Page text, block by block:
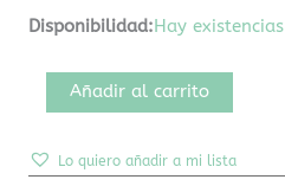
Disponibilidad:Hay existencias
Añadir al carrito
Lo quiero añadir a mi lista